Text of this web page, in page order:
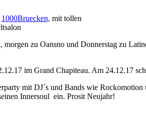
1000Bruecken, mit tollen
zu Oansno und Donnerstag zu
im Grand Chapiteau. Am 24.12.17
mit DJ´s und Bands wie
Innersoul ein. Prosit Neujahr!